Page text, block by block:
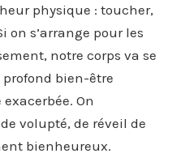
physique : toucher,
on s’arrange pour les
notre corps va se
bien-être
On
volupté, de réveil de
bienheureux.